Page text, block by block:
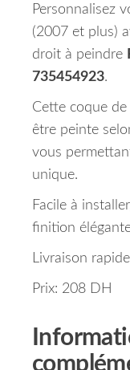
Personnalisez
(2007 et plus)
droit à peindre
735454923.
Cette coque
être peinte
vous
unique.
Facile à
finition
Livraison
Prix: 208 DH